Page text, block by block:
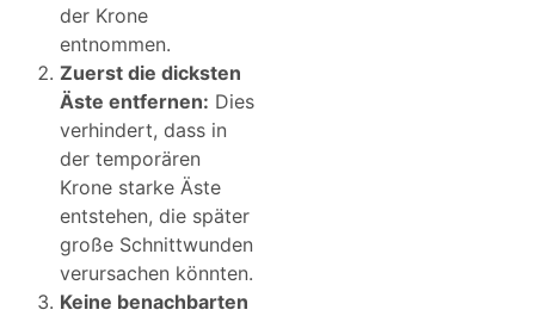
der Krone
entnommen.
Zuerst die dicksten
Äste entfernen: Dies
verhindert, dass in
der temporären
Krone starke Äste
entstehen, die später
große Schnittwunden
verursachen könnten.
Keine benachbarten